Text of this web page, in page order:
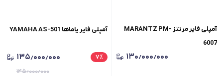
آمپلی فایر مرنتز MARANTZ PM-
6007
۱۳۰٫۰۰۰٫۰۰۰
آمپلی فایر یاماها YAMAHA AS-501
۷٪ ۱۳۵٫۰۰۰٫۰۰۰
۱۴۵٫۰۰۰٫۰۰۰